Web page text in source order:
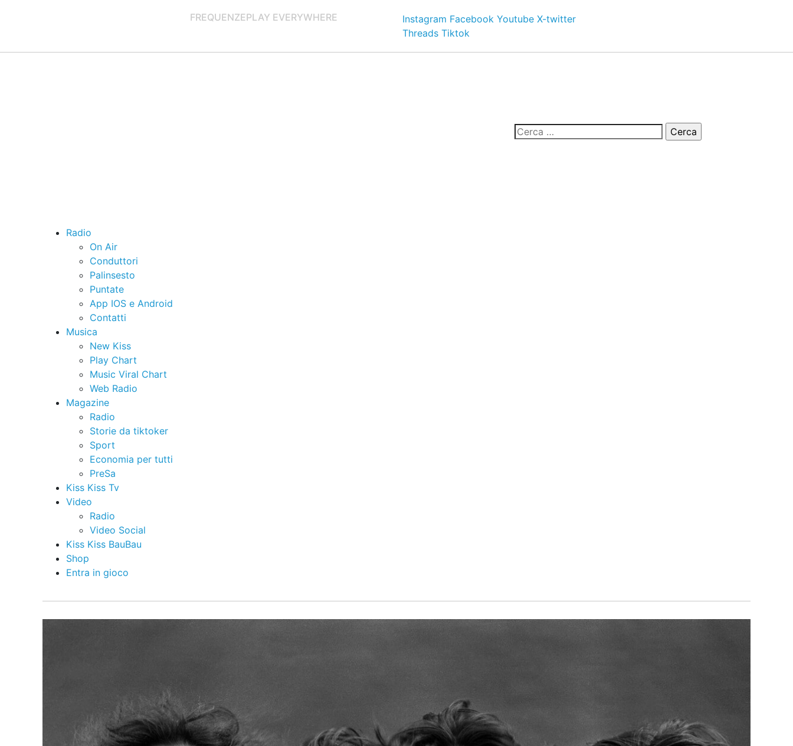
FREQUENZEPLAY EVERYWHERE Instagram Facebook Youtube X-twitter
Threads Tiktok
Radio
On Air
Conduttori
Palinsesto
Puntate
App IOS e Android
Contatti
Musica
New Kiss
Play Chart
Music Viral Chart
Web Radio
Magazine
Radio
Storie da tiktoker
Sport
Economia per tutti
PreSa
Kiss Kiss Tv
Video
Radio
Video Social
Kiss Kiss BauBau
Shop
Entra in gioco